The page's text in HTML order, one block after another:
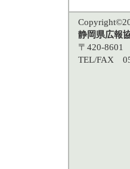
静岡県広報
〒420-8601
TEL/FAX